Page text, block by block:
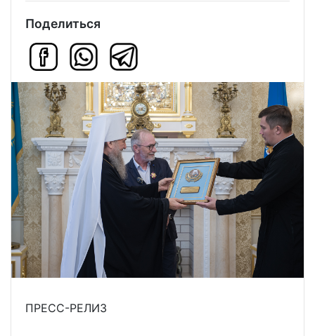
Поделиться
ПРЕСС-РЕЛИЗ